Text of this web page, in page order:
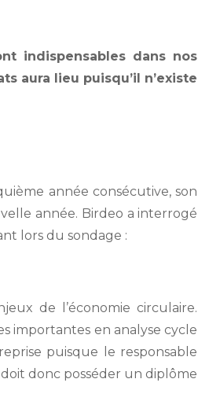
indispensables dans nos
aura lieu puisqu’il n’existe
année consécutive, son
année. Birdeo a interrogé
lors du sondage :
de l’économie circulaire.
importantes en analyse cycle
puisque le responsable
donc posséder un diplôme